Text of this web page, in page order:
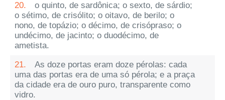
20.
o quinto, de sardônica; o sexto, de sárdio;
o sétimo, de crisólito; o oitavo, de berilo; o
nono, de topázio; o décimo, de crisópraso; o
undécimo, de jacinto; o duodécimo, de
ametista.
21.
As doze portas eram doze pérolas: cada
uma das portas era de uma só pérola; e a praça
da cidade era de ouro puro, transparente como
vidro.